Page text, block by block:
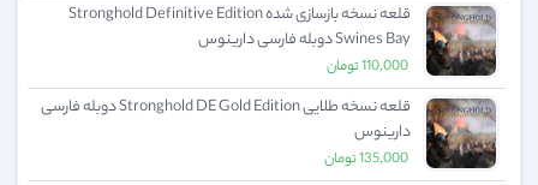
قلعه نسخه بازسازی شده Stronghold Definitive Edition
Swines Bay دوبله فارسی دارینوس
110,000تومان
قلعه نسخه طلایی Stronghold DE Gold Edition دوبله فارسی
دارینوس
135,000تومان